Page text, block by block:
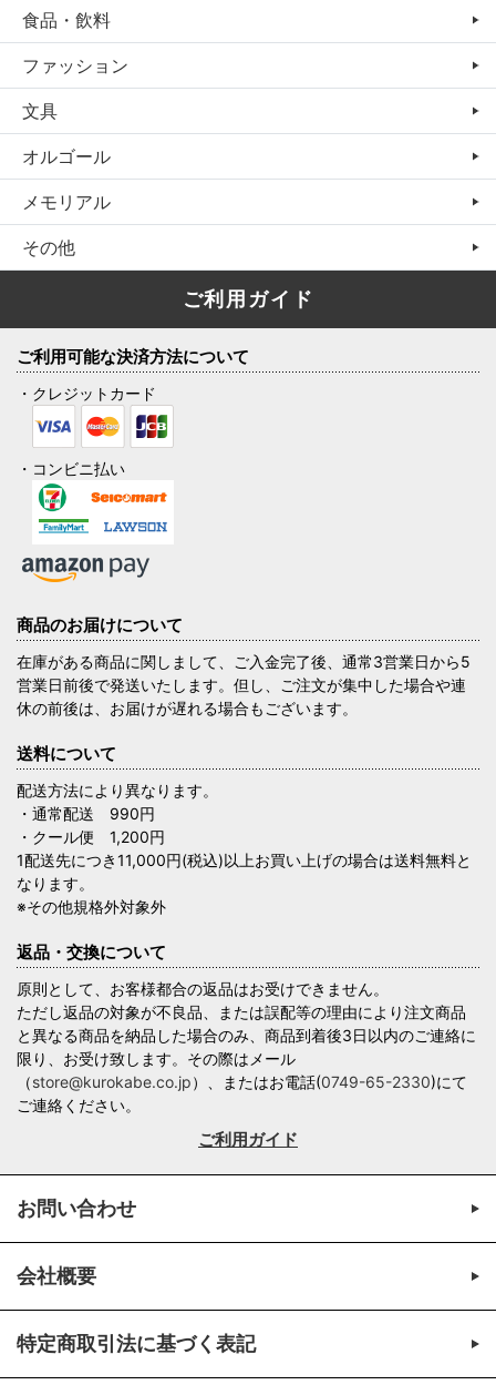
食品・飲料
ファッション
文具
オルゴール
メモリアル
その他
ご利用ガイド
ご利用可能な決済方法について
・クレジットカード
・コンビニ払い
商品のお届けについて
在庫がある商品に関しまして、ご入金完了後、通常3営業日から5
営業日前後で発送いたします。但し、ご注文が集中した場合や連
休の前後は、お届けが遅れる場合もございます。
送料について
配送方法により異なります。
・通常配送 990円
・クール便 1,200円
1配送先につき11,000円(税込)以上お買い上げの場合は送料無料と
なります。
※その他規格外対象外
返品・交換について
原則として、お客様都合の返品はお受けできません。
ただし返品の対象が不良品、または誤配等の理由により注文商品
と異なる商品を納品した場合のみ、商品到着後3日以内のご連絡に
限り、お受け致します。その際はメール
（store@kurokabe.co.jp）、またはお電話(0749-65-2330)にて
ご連絡ください。
ご利用ガイド
お問い合わせ
会社概要
特定商取引法に基づく表記